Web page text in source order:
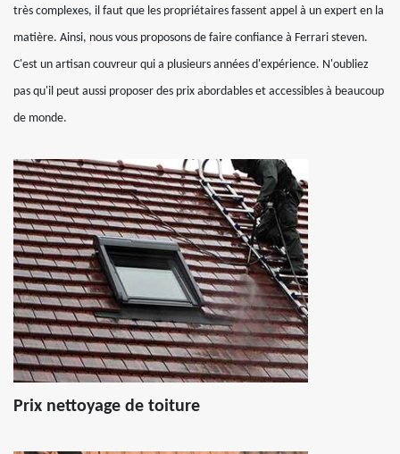
très complexes, il faut que les propriétaires fassent appel à un expert en la
matière. Ainsi, nous vous proposons de faire confiance à Ferrari steven.
C'est un artisan couvreur qui a plusieurs années d'expérience. N'oubliez
pas qu'il peut aussi proposer des prix abordables et accessibles à beaucoup
de monde.
Prix nettoyage de toiture